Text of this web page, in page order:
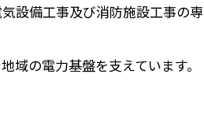
設備工事及び消防施設工事の専
域の電力基盤を支えています。